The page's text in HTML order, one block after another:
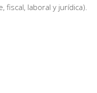
fiscal, laboral y jurídica).